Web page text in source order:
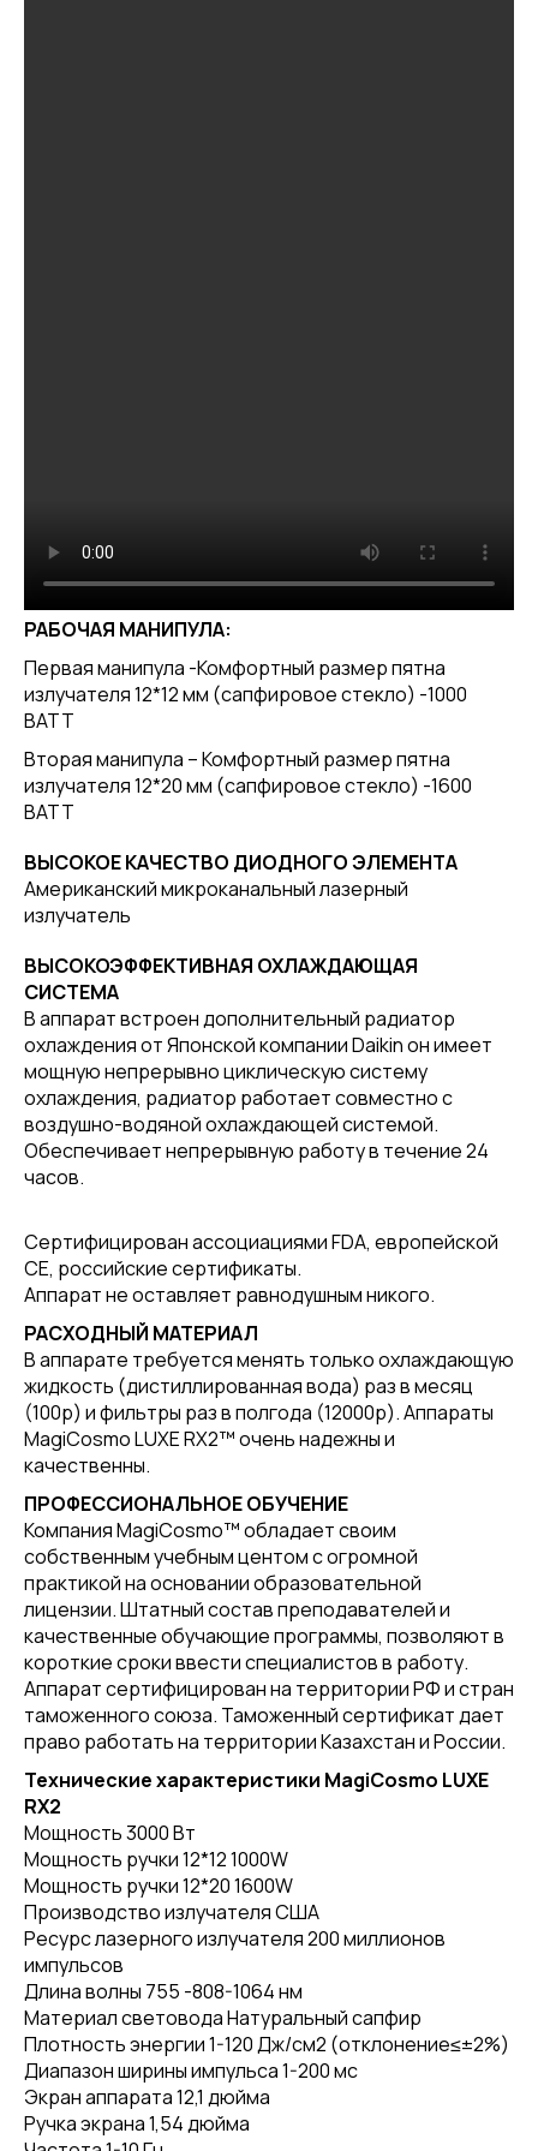
РАБОЧАЯ МАНИПУЛА:
Первая манипула -Комфортный размер пятна
излучателя 12*12 мм (сапфировое стекло) -1000
ВАТТ
Вторая манипула – Комфортный размер пятна
излучателя 12*20 мм (сапфировое стекло) -1600
ВАТТ
ВЫСОКОЕ КАЧЕСТВО ДИОДНОГО ЭЛЕМЕНТА
Американский микроканальный лазерный
излучатель
ВЫСОКОЭФФЕКТИВНАЯ ОХЛАЖДАЮЩАЯ
СИСТЕМА
В аппарат встроен дополнительный радиатор
охлаждения от Японской компании Daikin он имеет
мощную непрерывно циклическую систему
охлаждения, радиатор работает совместно с
воздушно-водяной охлаждающей системой.
Обеспечивает непрерывную работу в течение 24
часов.
Сертифицирован ассоциациями FDA, европейской
CE, российские сертификаты.
Аппарат не оставляет равнодушным никого.
РАСХОДНЫЙ МАТЕРИАЛ
В аппарате требуется менять только охлаждающую
жидкость (дистиллированная вода) раз в месяц
(100р) и фильтры раз в полгода (12000р). Аппараты
MagiCosmo LUXE RX2™ очень надежны и
качественны.
ПРОФЕССИОНАЛЬНОЕ ОБУЧЕНИЕ
Компания MagiCosmo™ обладает своим
собственным учебным центом с огромной
практикой на основании образовательной
лицензии. Штатный состав преподавателей и
качественные обучающие программы, позволяют в
короткие сроки ввести специалистов в работу.
Аппарат сертифицирован на территории РФ и стран
таможенного союза. Таможенный сертификат дает
право работать на территории Казахстан и России.
Технические характеристики MagiCosmo LUXE
RX2
Мощность 3000 Вт
Мощность ручки 12*12 1000W
Мощность ручки 12*20 1600W
Производство излучателя США
Ресурс лазерного излучателя 200 миллионов
импульсов
Длина волны 755 -808-1064 нм
Материал световода Натуральный сапфир
Плотность энергии 1-120 Дж/см2 (отклонение≤±2%)
Диапазон ширины импульса 1-200 мс
Экран аппарата 12,1 дюйма
Ручка экрана 1,54 дюйма